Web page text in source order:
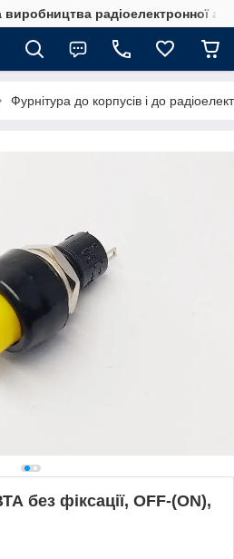
радіоелектронної
Фурнітура до корпусів і до
без фіксації, OFF-(ON),